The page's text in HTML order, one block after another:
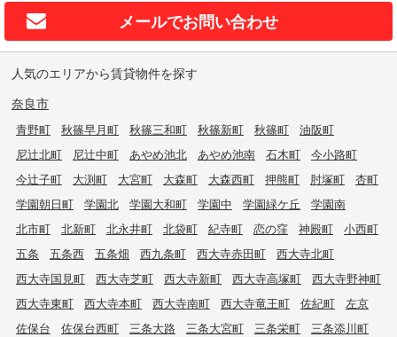
メールでお問い合わせ
人気のエリアから賃貸物件を探す
奈良市
青野町 秋篠早月町 秋篠三和町 秋篠新町 秋篠町
油阪町
尼辻北町
尼辻中町 あやめ池北 あやめ池南 石木町
今小路町
今辻子町
大渕町 大宮町 大森町 大森西町 押熊町 肘塚町
杏町
学園朝日町
学園北 学園大和町 学園中 学園緑ケ丘
学園南
北市町
北新町 北永井町 北袋町 紀寺町 恋の窪 神殿町
小西町
五条
五条西 五条畑 西九条町 西大寺赤田町
西大寺北町
西大寺国見町
西大寺芝町 西大寺新町 西大寺高塚町
西大寺野神町
西大寺東町
西大寺本町 西大寺南町 西大寺竜王町 佐紀町
左京
佐保台
佐保台西町 三条大路 三条大宮町 三条栄町
三条添川町